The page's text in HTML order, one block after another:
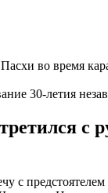
30-летия
с